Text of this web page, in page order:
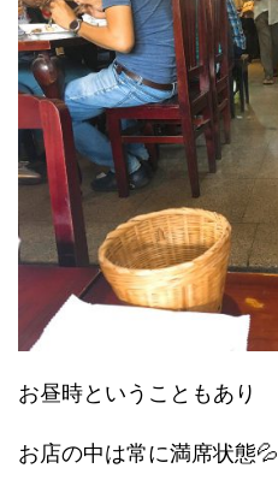
お昼時ということもあり
お店の中は常に満席状態💦